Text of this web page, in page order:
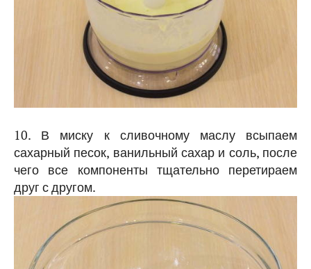
10. В миску к сливочному маслу всыпаем
сахарный песок, ванильный сахар и соль, после
чего все компоненты тщательно перетираем
друг с другом.